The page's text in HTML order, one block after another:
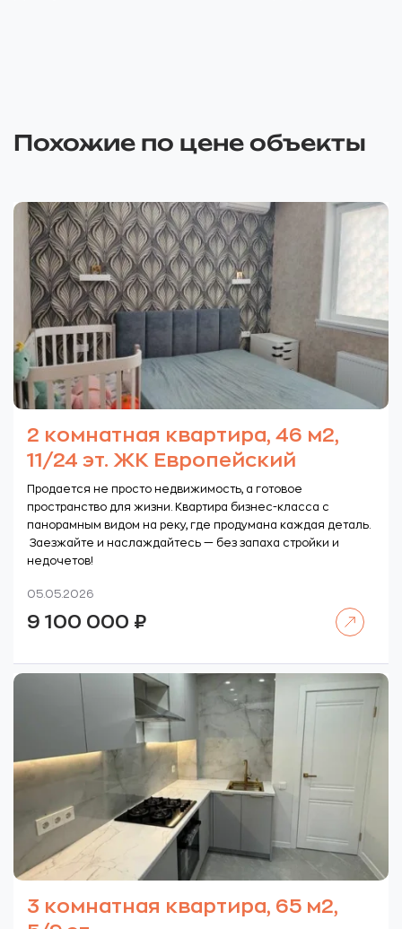
Похожие по цене объекты
2 комнатная квартира, 46 м2,
11/24 эт. ЖК Европейский
Продается не просто недвижимость, а готовое
пространство для жизни. Квартира бизнес-класса с
панорамным видом на реку, где продумана каждая деталь.
Заезжайте и наслаждайтесь — без запаха стройки и
недочетов!
05.05.2026
9 100 000 ₽
3 комнатная квартира, 65 м2,